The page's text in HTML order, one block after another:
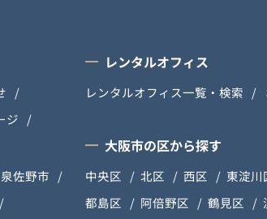
ジ
レンタルオフィス
レンタルオフィス一覧・検索
泉佐野市
大阪市の区から探す
中央区 北区 西区
東淀川
都島区
阿倍野区 鶴見区